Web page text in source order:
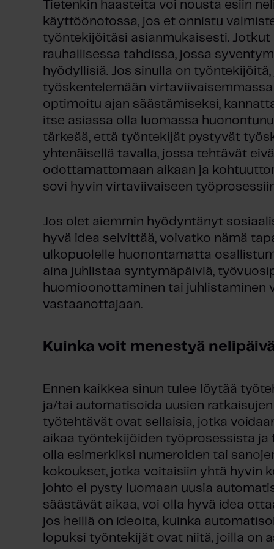
a
Tietenkin haasteita voi nousta esiin
käyttöönotossa, jos et onnistu
työntekijöitäsi asianmukaisesti.
rauhallisessa tahdissa, jossa
hyödyllisiä. Jos sinulla on
työskentelemään
optimoitu ajan säästämiseksi,
itse asiassa olla luomassa
tärkeää, että työntekijät pystyvät
yhtenäisellä tavalla, jossa tehtävät
odottamattomaan aikaan ja
sovi hyvin virtaviivaiseen
Jos olet aiemmin hyödyntänyt
hyvä idea selvittää, voivatko nämä
ulkopuolelle huonontamatta
aina juhlistaa syntymäpäiviä,
huomioonottaminen tai juhlistaminen
vastaanottajaan.
Kuinka voit menestyä
Ennen kaikkea sinun tulee löytää
ja/tai automatisoida uusien
työtehtävät ovat sellaisia, jotka
aikaa työntekijöiden työprosessista
olla esimerkiksi numeroiden tai
kokoukset, jotka voitaisiin yhtä hyvin
johto ei pysty luomaan uusia
säästävät aikaa, voi olla hyvä idea
jos heillä on ideoita, kuinka
lopuksi työntekijät ovat niitä, joilla on